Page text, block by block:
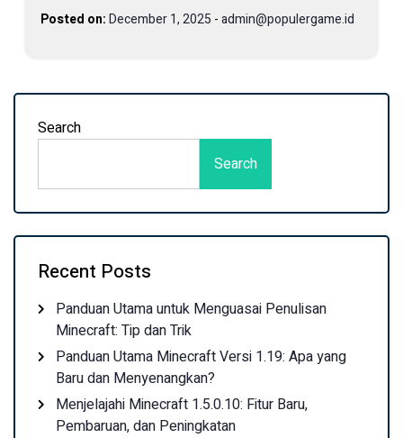
Posted on:December 1, 2025 -admin@populergame.id
Search
Search
Recent Posts
Panduan Utama untuk Menguasai Penulisan
Minecraft: Tip dan Trik
Panduan Utama Minecraft Versi 1.19: Apa yang
Baru dan Menyenangkan?
Menjelajahi Minecraft 1.5.0.10: Fitur Baru,
Pembaruan, dan Peningkatan